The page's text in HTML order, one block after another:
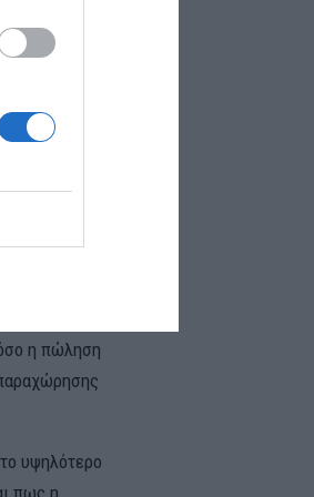
(μέσω
η πώληση
υψηλότερο
πως η